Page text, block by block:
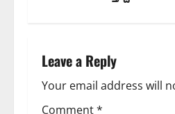
n
a
Leave a Reply
Your email address will
Comment*